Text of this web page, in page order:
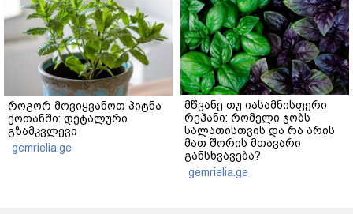
როგორ მოვიყვანოთ პიტნა
ქოთანში: დეტალური
გზამკვლევი
gemrielia.ge
მწვანე თუ იასამნისფერი
რეჰანი: რომელი ჯობს
სალათისთვის და რა არის
მათ შორის მთავარი
განსხვავება?
gemrielia.ge